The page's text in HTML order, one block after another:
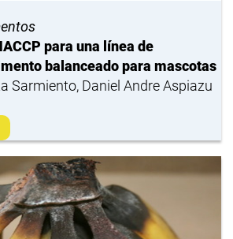
para una línea de
balanceado para mascotas
Sarmiento, Daniel Andre Aspiazu